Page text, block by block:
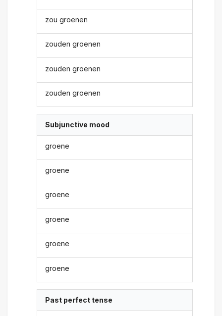
zou groenen
zouden groenen
zouden groenen
zouden groenen
Subjunctive mood
groene
groene
groene
groene
groene
groene
Past perfect tense